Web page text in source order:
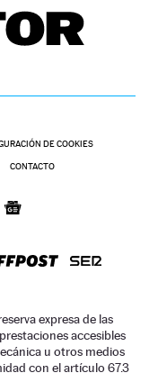
DE COOKIES
CONTACTO
expresa de las
accesibles
u otros medios
con el artículo 67.3